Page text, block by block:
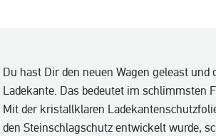
Du hast Dir den neuen Wagen geleast
Ladekante. Das bedeutet im schlimmsten
Mit der kristallklaren
den Steinschlagschutz entwickelt wurde,